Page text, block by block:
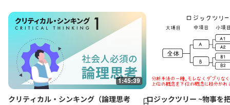
にも多数の単著、共著書、共訳書がある。
グロービス経営大学院や企業研修において経営戦略、マーケティング、
事業革新、管理会計、自社課題（アクションラーニング）などの講師を
務める。グロービスのナレッジライブラリ「GLOBIS知見録」に定期的
にコラムを連載するとともに、さまざまなテーマで講演なども行ってい
る。
1:45:39
クリティカル・シンキング（論理思考
ロジックツリー ~物事を